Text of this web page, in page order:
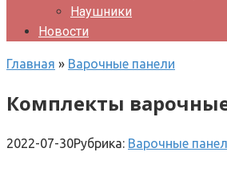
Наушники
Новости
Главная » Варочные панели
Комплекты
2022-07-30Рубрика: Варочные